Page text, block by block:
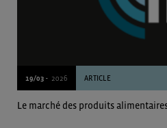
19/03 - 2026 ARTICLE
Le marché des produits